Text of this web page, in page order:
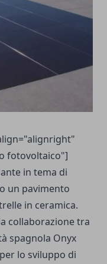
fotovoltaico"]
in tema di
un pavimento
in ceramica.
collaborazione tra
spagnola Onyx
lo sviluppo di